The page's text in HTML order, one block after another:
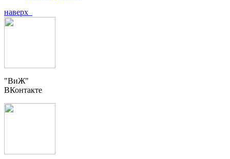
наверх
"ВиЖ"
ВКонтакте